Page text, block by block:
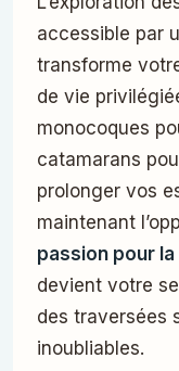
accessible par
transforme
de vie
monocoques
catamarans
prolonger vos
maintenant
passion pour
devient votre
des traversées
inoubliables.